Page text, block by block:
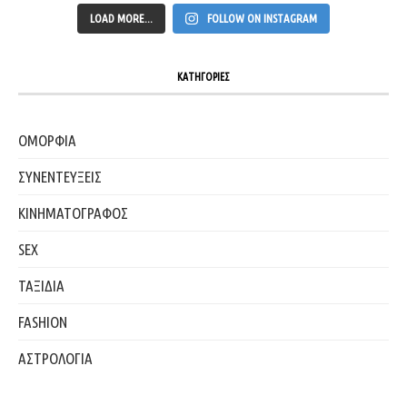
LOAD MORE... FOLLOW ON INSTAGRAM
ΚΑΤΗΓΟΡΙΕΣ
ΟΜΟΡΦΙΑ
ΣΥΝΕΝΤΕΥΞΕΙΣ
ΚΙΝΗΜΑΤΟΓΡΑΦΟΣ
SEX
ΤΑΞΙΔΙΑ
FASHION
ΑΣΤΡΟΛΟΓΙΑ